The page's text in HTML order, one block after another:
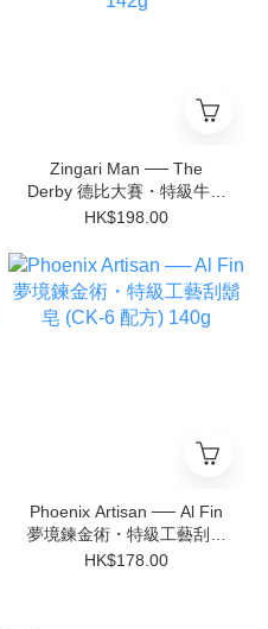
Zingari Man ── The
Derby 德比大賽・特級牛脂
工藝刮鬍皂 (Sego高階配
HK$198.00
Phoenix Artisan ── Al Fin
夢境鍊金術・特級工藝刮鬍
皂 (CK-6 配方) 140g
HK$178.00